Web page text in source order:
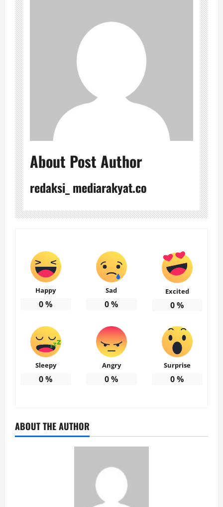
About Post Author
redaksi_ mediarakyat.co
Happy
0%
Sad
0%
Excited
0%
Sleepy
0%
Angry
0%
Surprise
0%
ABOUT THE AUTHOR